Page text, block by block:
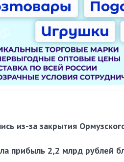
из-за закрытия
прибыль 2,2 млрд рублей